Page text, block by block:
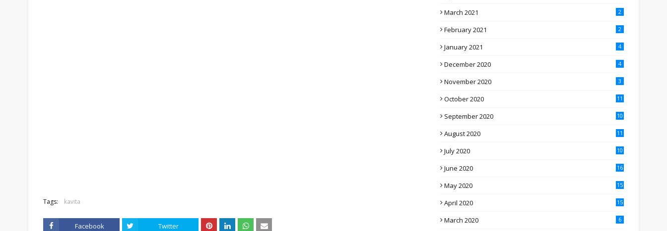
Tags: kavita
Facebook Twitter
March 2021 2
February 2021 2
January 2021 4
December 2020 4
November 2020 3
October 2020 11
September 2020 10
August 2020 11
July 2020 10
June 2020 16
May 2020 15
April 2020 15
March 2020 6